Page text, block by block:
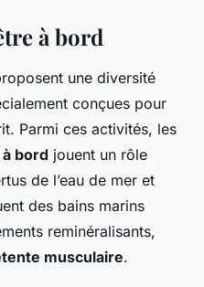
à bord
une diversité
conçues pour
Parmi ces activités, les
bord jouent un rôle
de l’eau de mer et
des bains marins
reminéralisants,
musculaire.